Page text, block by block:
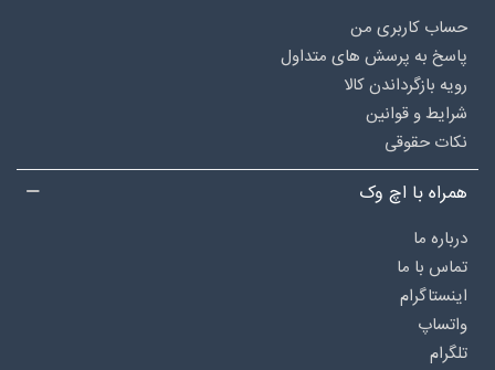
حساب کاربری من
پاسخ به پرسش های متداول
رویه بازگرداندن کالا
شرایط و قوانین
نکات حقوقی
همراه با اچ وک
درباره‌ ما
تماس با ما
اینستاگرام
واتساپ
تلگرام